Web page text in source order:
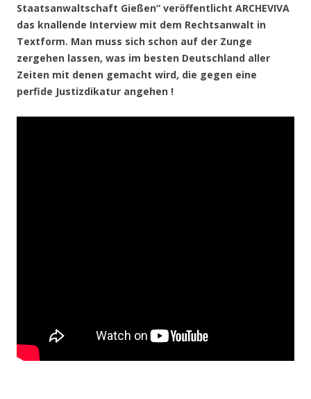
Staatsanwaltschaft Gießen“ veröffentlicht ARCHEVIVA
das knallende Interview mit dem Rechtsanwalt in
Textform. Man muss sich schon auf der Zunge
zergehen lassen, was im besten Deutschland aller
Zeiten mit denen gemacht wird, die gegen eine
perfide Justizdikatur angehen !